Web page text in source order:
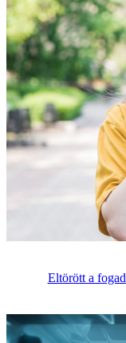
Eltörött a